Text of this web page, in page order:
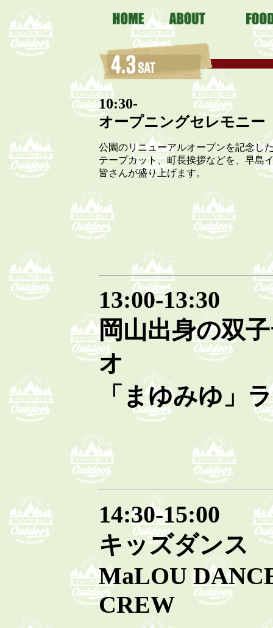
10:30-
オープニングセレモニー
公園のリニューアルオープンを記念し
テープカット、町長挨拶などを、早島
皆さんが盛り上げます。
13:00-13:30
岡山出身の双
オ
「まゆみゆ」
14:30-15:00
キッズダンス
MaLOU
CREW